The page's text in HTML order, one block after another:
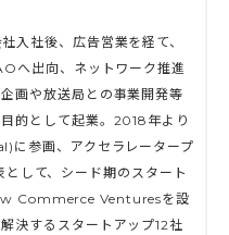
入社後、広告営業を経て、
へ出向、ネットワーク推進
画や放送局との事業開発等
的として起業。2018年より
参画、アクセラレータープ
して、シード期のスタート
Commerce Venturesを設
決するスタートアップ12社